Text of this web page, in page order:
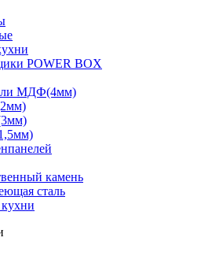
POWER BOX
МДФ(4мм)
камень
сталь